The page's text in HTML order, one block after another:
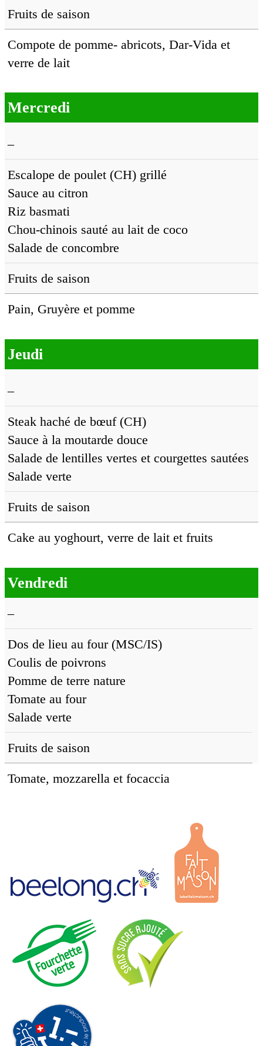
Fruits de saison
Compote de pomme- abricots, Dar-Vida et
verre de lait
Mercredi
–
Escalope de poulet (CH) grillé
Sauce au citron
Riz basmati
Chou-chinois sauté au lait de coco
Salade de concombre
Fruits de saison
Pain, Gruyère et pomme
Jeudi
–
Steak haché de bœuf (CH)
Sauce à la moutarde douce
Salade de lentilles vertes et courgettes sautées
Salade verte
Fruits de saison
Cake au yoghourt, verre de lait et fruits
Vendredi
–
Dos de lieu au four (MSC/IS)
Coulis de poivrons
Pomme de terre nature
Tomate au four
Salade verte
Fruits de saison
Tomate, mozzarella et focaccia